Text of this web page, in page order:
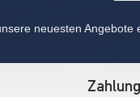
neuesten Angebote